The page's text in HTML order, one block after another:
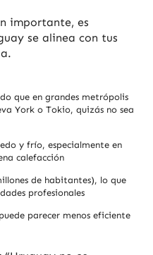
importante, es
se alinea con tus
que en grandes metrópolis
York o Tokio, quizás no sea
y frío, especialmente en
calefacción
de habitantes), lo que
profesionales
parecer menos eficiente